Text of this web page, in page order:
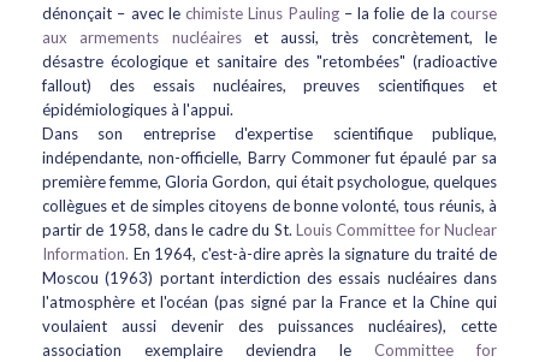
dénonçait – avec le chimiste Linus Pauling – la folie de la course
aux armements nucléaires et aussi, très concrètement, le
désastre écologique et sanitaire des "retombées" (radioactive
fallout) des essais nucléaires, preuves scientifiques et
épidémiologiques à l'appui.
Dans son entreprise d'expertise scientifique publique,
indépendante, non-officielle, Barry Commoner fut épaulé par sa
première femme, Gloria Gordon, qui était psychologue, quelques
collègues et de simples citoyens de bonne volonté, tous réunis, à
partir de 1958, dans le cadre du St. Louis Committee for Nuclear
Information. En 1964, c'est-à-dire après la signature du traité de
Moscou (1963) portant interdiction des essais nucléaires dans
l'atmosphère et l'océan (pas signé par la France et la Chine qui
voulaient aussi devenir des puissances nucléaires), cette
association exemplaire deviendra le Committee for